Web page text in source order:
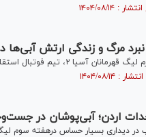
مرگ و زندگی ارتش آبی‌ها
استقلال به مصاف الوحدات اردن خواهد رفت.
اردن؛ آبی‌پوشان در
حساس درهفته سوم لیگ قهرمانان ۲ آسیا به مصاف تیم